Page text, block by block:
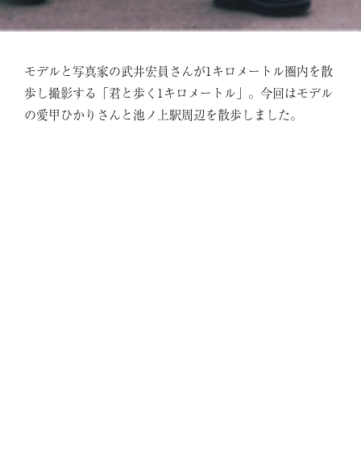
モデルと写真家の武井宏員さんが1キロメートル圏内を散
歩し撮影する「君と歩く1キロメートル」。今回はモデル
の愛甲ひかりさんと池ノ上駅周辺を散歩しました。